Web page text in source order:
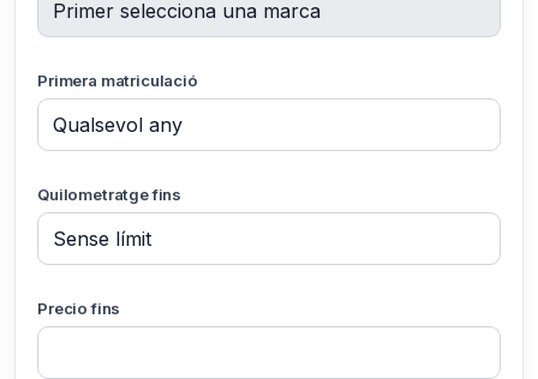
Primera matriculació
Quilometratge fins
Precio fins